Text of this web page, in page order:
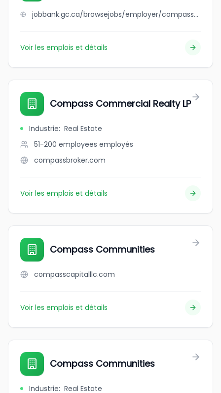
jobbank.gc.ca/browsejobs/employer/compasscare+stockyards/ca
Voir les emplois et détails
Compass Commercial Realty LP
Industrie: Real Estate
51-200 employees employés
compassbroker.com
Voir les emplois et détails
Compass Communities
compasscapitalllc.com
Voir les emplois et détails
Compass Communities
Industrie: Real Estate